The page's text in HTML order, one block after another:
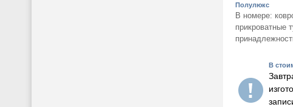
Полулюкс
В номере:
прикроватные
В